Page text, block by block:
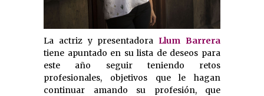
La actriz y presentadora Llum Barrera
tiene apuntado en su lista de deseos para
este año seguir teniendo retos
profesionales, objetivos que le hagan
continuar amando su profesión, que